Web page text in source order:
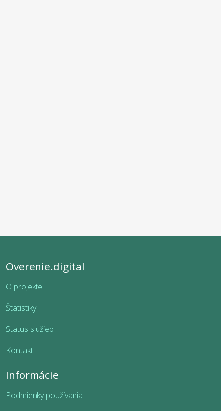
Overenie.digital
O projekte
Štatistiky
Status služieb
Kontakt
Informácie
Podmienky používania